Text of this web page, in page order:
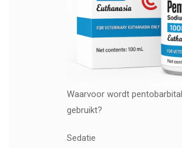
Waarvoor wordt
gebruikt?
Sedatie